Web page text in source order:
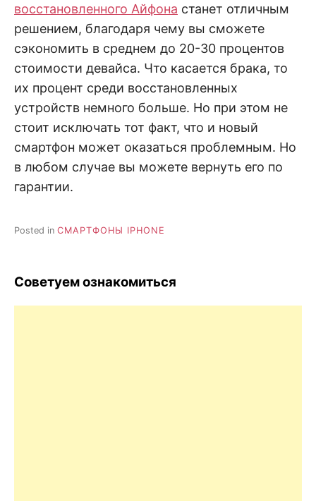
восстановленного Айфона станет отличным
решением, благодаря чему вы сможете
сэкономить в среднем до 20-30 процентов
стоимости девайса. Что касается брака, то
их процент среди восстановленных
устройств немного больше. Но при этом не
стоит исключать тот факт, что и новый
смартфон может оказаться проблемным. Но
в любом случае вы можете вернуть его по
гарантии.
Posted in СМАРТФОНЫ IPHONE
Советуем ознакомиться